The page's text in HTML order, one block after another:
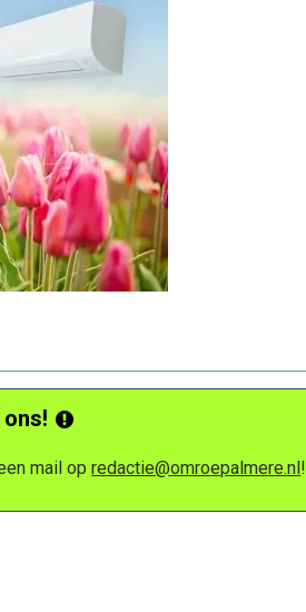
mail opredactie@omroepalmere.nl!